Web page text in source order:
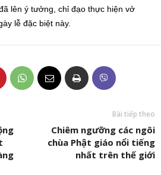
lên ý tưởng, chỉ đạo thực hiện vở
lễ đặc biệt này.
Bài tiếp theo
Chiêm ngưỡng các ngôi
chùa Phật giáo nổi tiếng
nhất trên thế giới